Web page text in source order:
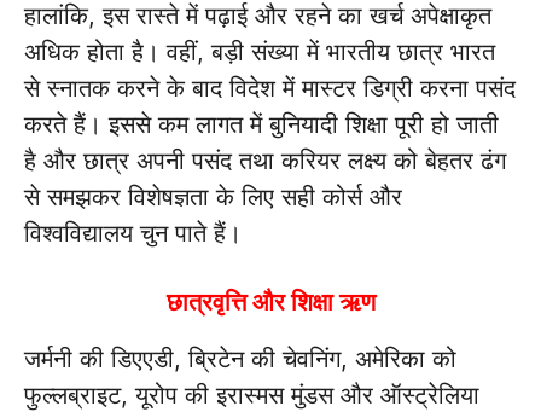
हालांकि, इस रास्ते में पढ़ाई और रहने का खर्च अपेक्षाकृत
अधिक होता है। वहीं, बड़ी संख्या में भारतीय छात्र भारत
से स्नातक करने के बाद विदेश में मास्टर डिग्री करना पसंद
करते हैं। इससे कम लागत में बुनियादी शिक्षा पूरी हो जाती
है और छात्र अपनी पसंद तथा करियर लक्ष्य को बेहतर ढंग
से समझकर विशेषज्ञता के लिए सही कोर्स और
विश्वविद्यालय चुन पाते हैं।
छात्रवृत्ति और शिक्षा ऋण
जर्मनी की डिएएडी, ब्रिटेन की चेवनिंग, अमेरिका को
फुल्लब्राइट, यूरोप की इरास्मस मुंडस और ऑस्ट्रेलिया